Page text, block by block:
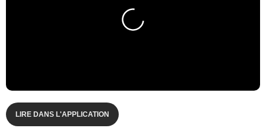
LIRE DANS L'APPLICATION